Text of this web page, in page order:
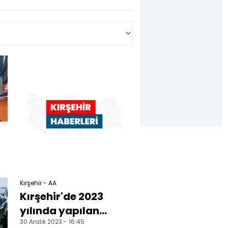
Kırşehir - AA
Kırşehir'de 2023
yılında yapılan
hizmetler
30 Aralık 2023 - 16:45